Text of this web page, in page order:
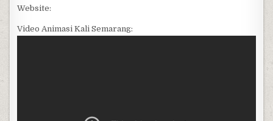
Website:
Video Animasi Kali Semarang: